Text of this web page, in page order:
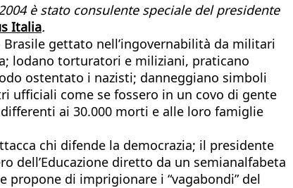
è stato consulente speciale del presidente
Italia.
Brasile gettato nell’ingovernabilità da militari
lodano torturatori e miliziani, praticano
ostentato i nazisti; danneggiano simboli
ufficiali come se fossero in un covo di gente
ai 30.000 morti e alle loro famiglie
chi difende la democrazia; il presidente
dell’Educazione diretto da un semianalfabeta
di imprigionare i “vagabondi” del